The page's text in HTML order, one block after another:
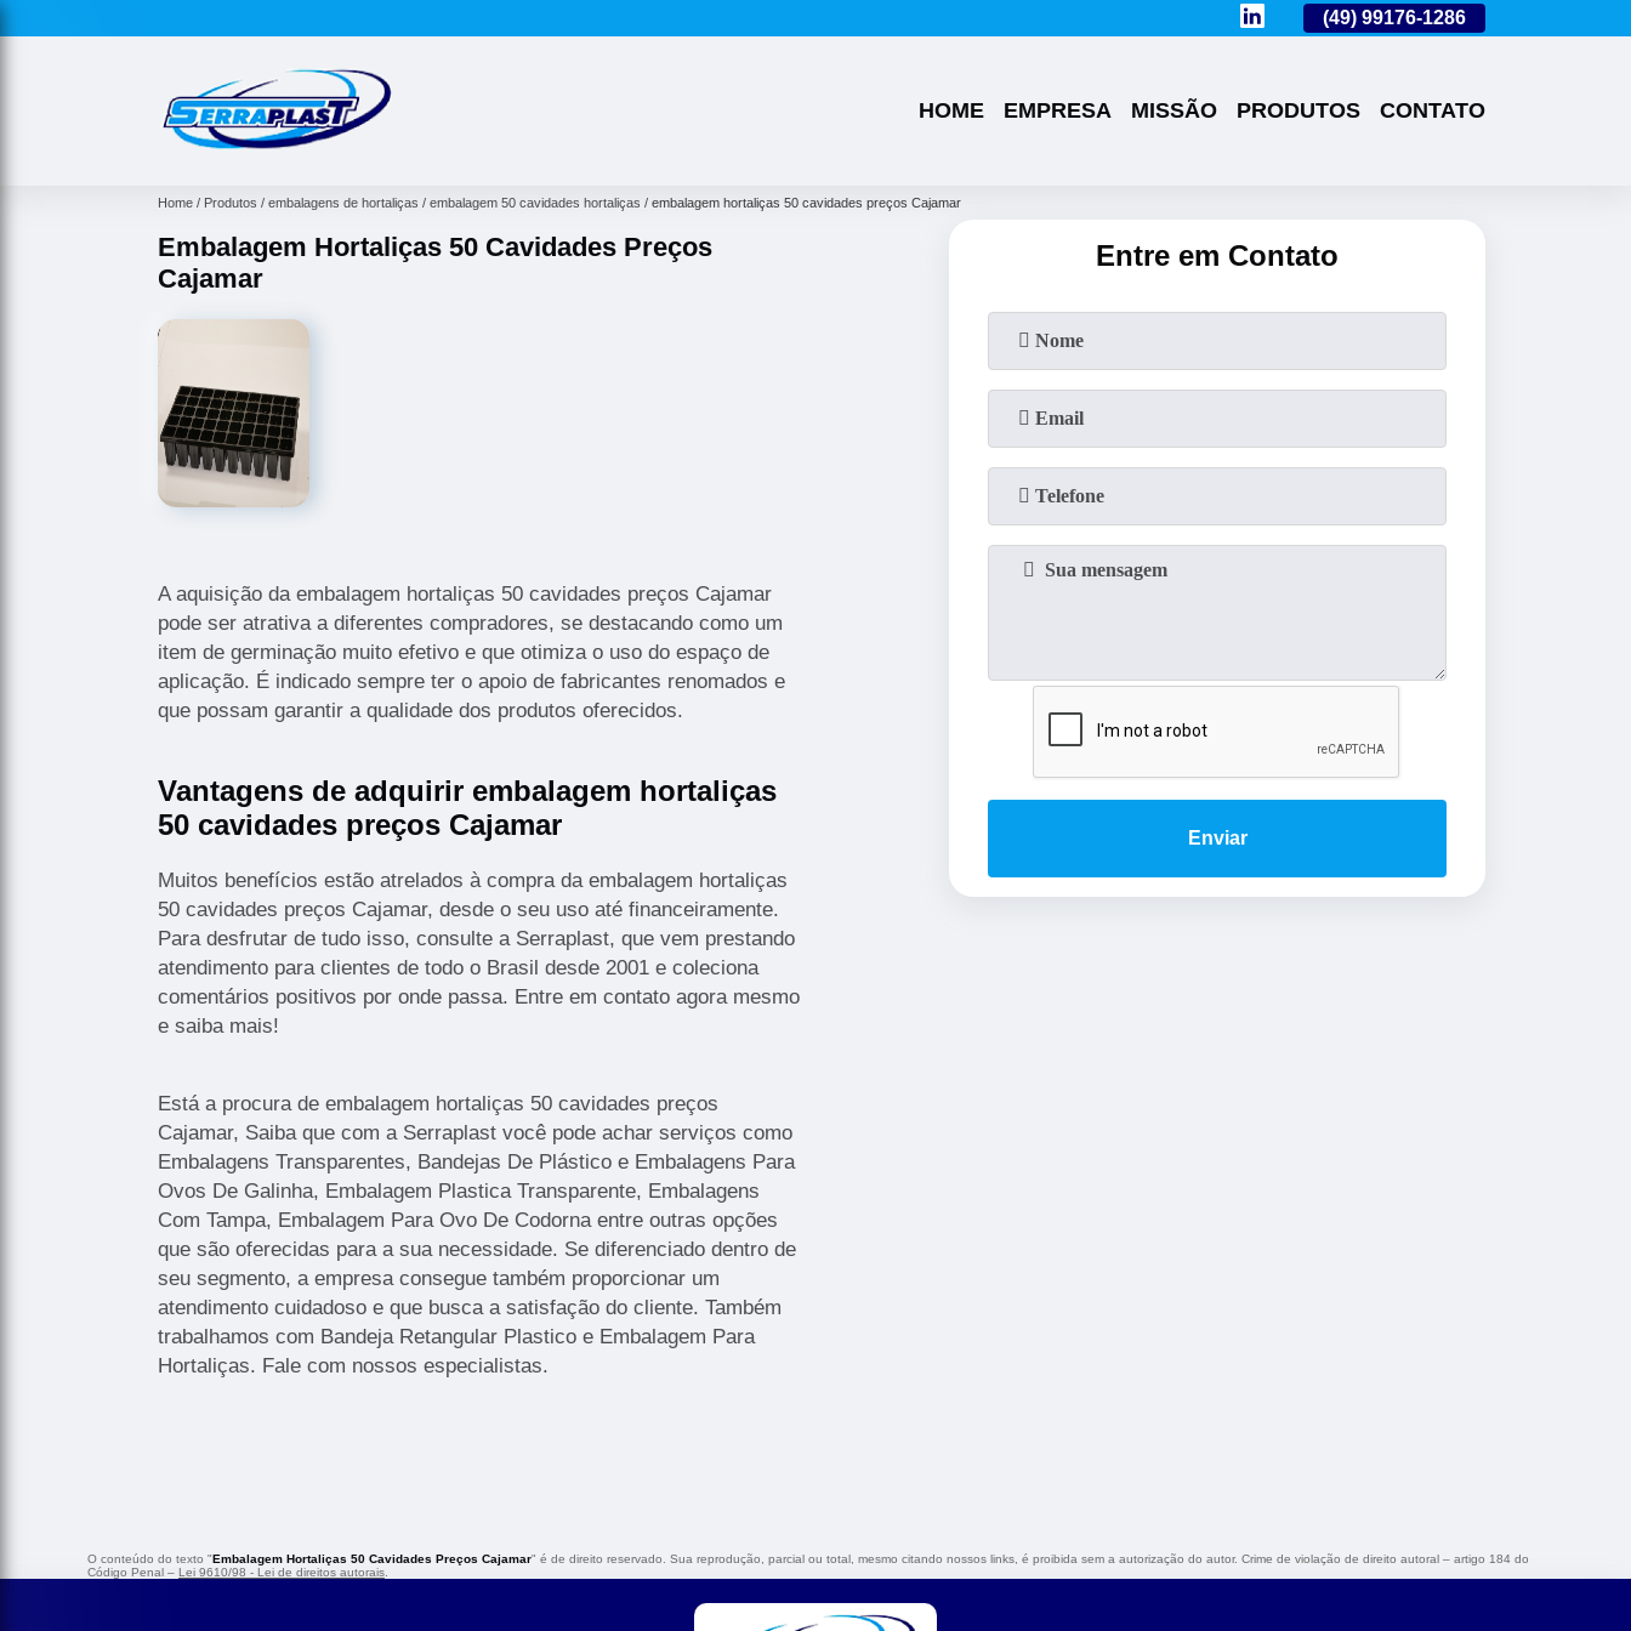
(49) 99176-1286
HOME EMPRESA MISSÃO PRODUTOS CONTATO
Home Produtos embalagens de hortaliças embalagem 50 cavidades hortaliças embalagem hortaliças 50 cavidades preços Cajamar
Embalagem Hortaliças 50 Cavidades Preços
Cajamar
A aquisição da embalagem hortaliças 50 cavidades preços Cajamar
pode ser atrativa a diferentes compradores, se destacando como um
item de germinação muito efetivo e que otimiza o uso do espaço de
aplicação. É indicado sempre ter o apoio de fabricantes renomados e
que possam garantir a qualidade dos produtos oferecidos.
Vantagens de adquirir embalagem hortaliças
50 cavidades preços Cajamar
Muitos benefícios estão atrelados à compra da embalagem hortaliças
50 cavidades preços Cajamar, desde o seu uso até financeiramente.
Para desfrutar de tudo isso, consulte a Serraplast, que vem prestando
atendimento para clientes de todo o Brasil desde 2001 e coleciona
comentários positivos por onde passa. Entre em contato agora mesmo
e saiba mais!
Está a procura de embalagem hortaliças 50 cavidades preços
Cajamar, Saiba que com a Serraplast você pode achar serviços como
Embalagens Transparentes, Bandejas De Plástico e Embalagens Para
Ovos De Galinha, Embalagem Plastica Transparente, Embalagens
Com Tampa, Embalagem Para Ovo De Codorna entre outras opções
que são oferecidas para a sua necessidade. Se diferenciado dentro de
seu segmento, a empresa consegue também proporcionar um
atendimento cuidadoso e que busca a satisfação do cliente. Também
trabalhamos com Bandeja Retangular Plastico e Embalagem Para
Hortaliças. Fale com nossos especialistas.
Entre em Contato
Enviar
O conteúdo do texto "Embalagem Hortaliças 50 Cavidades Preços Cajamar" é de direito reservado. Sua reprodução, parcial ou total, mesmo citando nossos links, é proibida sem a autorização do autor. Crime de violação de direito autoral – artigo 184 do
Código Penal – Lei 9610/98 - Lei de direitos autorais